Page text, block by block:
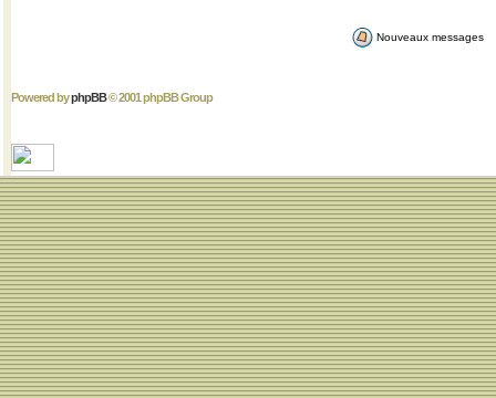
Nouveaux messages
Powered byphpBB© 2001 phpBB Group